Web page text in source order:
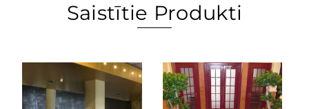
Saistītie Produkti